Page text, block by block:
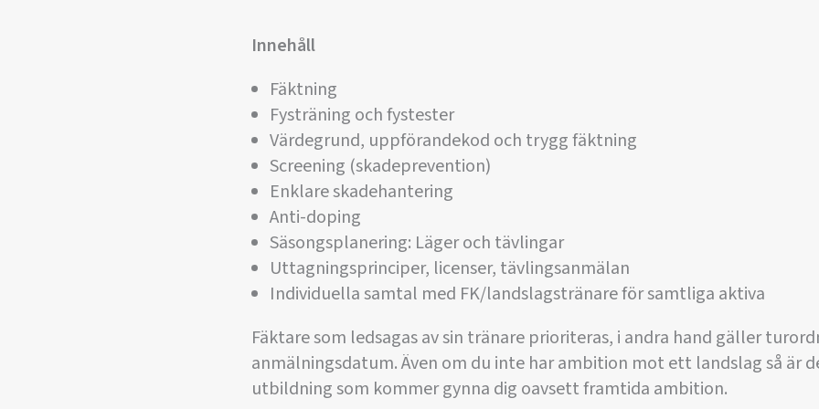
Innehåll
Fäktning
Fysträning och fystester
Värdegrund, uppförandekod och trygg fäktning
Screening (skadeprevention)
Enklare skadehantering
Anti-doping
Säsongsplanering: Läger och tävlingar
Uttagningsprinciper, licenser, tävlingsanmälan
Individuella samtal med FK/landslagstränare för samtliga aktiva
Fäktare som ledsagas av sin tränare prioriteras, i andra hand gäller
anmälningsdatum. Även om du inte har ambition mot ett landslag så är
utbildning som kommer gynna dig oavsett framtida ambition.